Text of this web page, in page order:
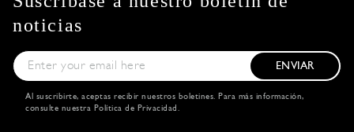
noticias
ENVIAR
Al suscribirte, aceptas recibir nuestros boletines. Para más información,
consulte nuestra Política de Privacidad .